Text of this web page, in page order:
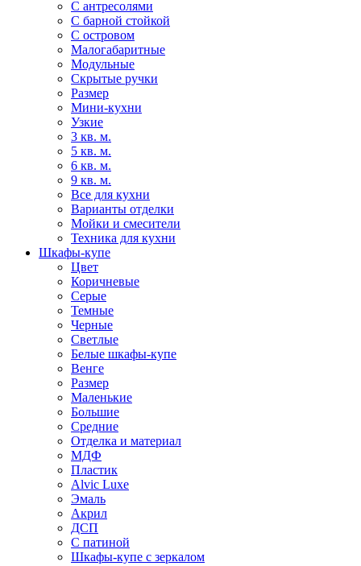
С антресолями
С барной стойкой
С островом
Малогабаритные
Модульные
Скрытые ручки
Размер
Мини-кухни
Узкие
3 кв. м.
5 кв. м.
6 кв. м.
9 кв. м.
Все для кухни
Варианты отделки
Мойки и смесители
Техника для кухни
Шкафы-купе
Цвет
Коричневые
Серые
Темные
Черные
Светлые
Белые шкафы-купе
Венге
Размер
Маленькие
Большие
Средние
Отделка и материал
МДФ
Пластик
Alvic Luxe
Эмаль
Акрил
ДСП
С патиной
Шкафы-купе с зеркалом